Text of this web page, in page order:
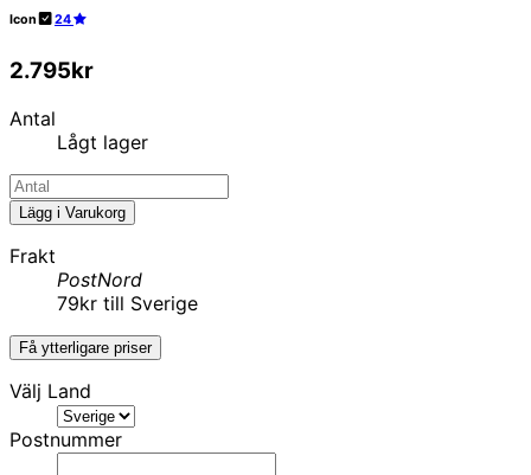
Icon 24
2.795kr
Antal
Lågt lager
Lägg i Varukorg
Frakt
PostNord
79kr till Sverige
Få ytterligare priser
Välj Land
Postnummer